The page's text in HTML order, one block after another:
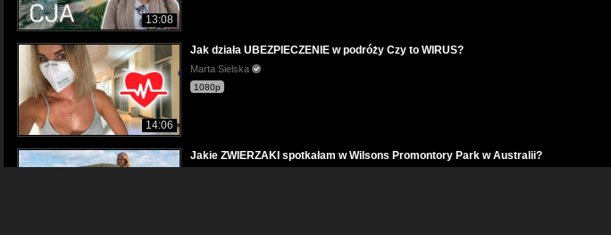
13:08
14:06
Jak działa UBEZPIECZENIE w podróży Czy to WIRUS?
Marta Sielska
1080p
Jakie ZWIERZAKI spotkałam w Wilsons Promontory Park w Australii?